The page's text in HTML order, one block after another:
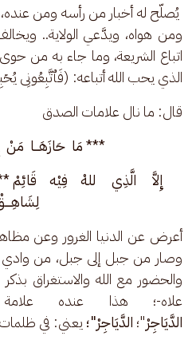
يُصلّح له أخبار من رأسه ومن
ومن هواه، ويدَّعي الولاية..
اتباع الشريعة، وما جاء به
الذي يحب الله أتباعه: (فَٱتَّبِعُونِی
قال: ما نال علامات الصدق
*** مَا  حَازَهَـــا  مَنْ
إِلاَّ     الَّذِي     للهْ    فِيْه
أعرض عن الدنيا الغرور وعن
وصار من جبل إلى جبل، من وادي
والحضور مع الله والاستغراق
علاه-؛ هذا عنده
الدَّيَاجِرْ"؛ الدَّيَاجِرْ"؛ يعني: في ظلمات